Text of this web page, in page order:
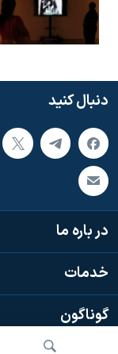
دنبال کنید
در باره ما
خدمات
گوناگون